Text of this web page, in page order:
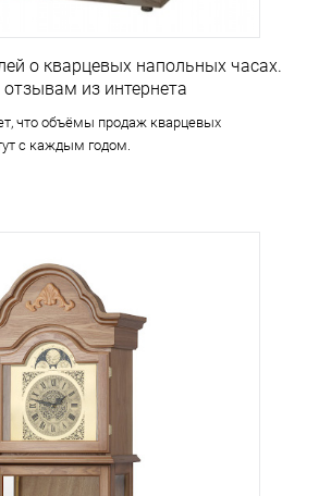
о кварцевых напольных часах.
из интернета
что объёмы продаж кварцевых
с каждым годом.